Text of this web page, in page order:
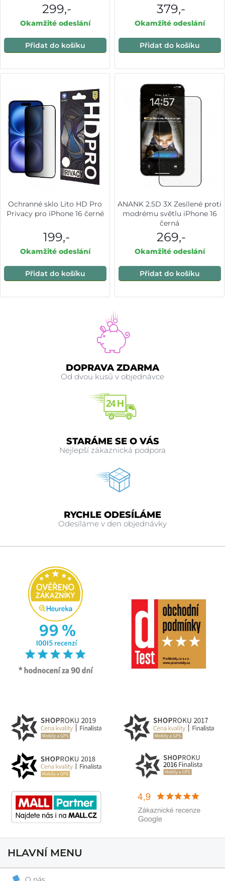
299,-
Okamžité odeslání
Přidat do košíku
379,-
Okamžité odeslání
Přidat do košíku
Ochranné sklo Lito HD Pro
Privacy pro iPhone 16 černé
199,-
Okamžité odeslání
Přidat do košíku
ANANK 2.5D 3X Zesílené proti
modrému světlu iPhone 16
černá
269,-
Okamžité odeslání
Přidat do košíku
DOPRAVA ZDARMA
Od dvou kusů v objednávce
STARÁME SE O VÁS
Nejlepší zákaznická podpora
RYCHLE ODESÍLÁME
Odesíláme v den objednávky
HLAVNÍ MENU